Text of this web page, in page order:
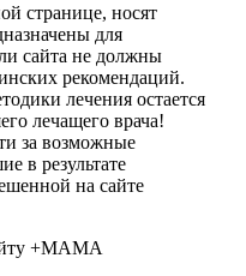
странице, носят
для
сайта не должны
рекомендаций.
лечения остается
лечащего врача!
за возможные
в результате
на сайте
+МАМА